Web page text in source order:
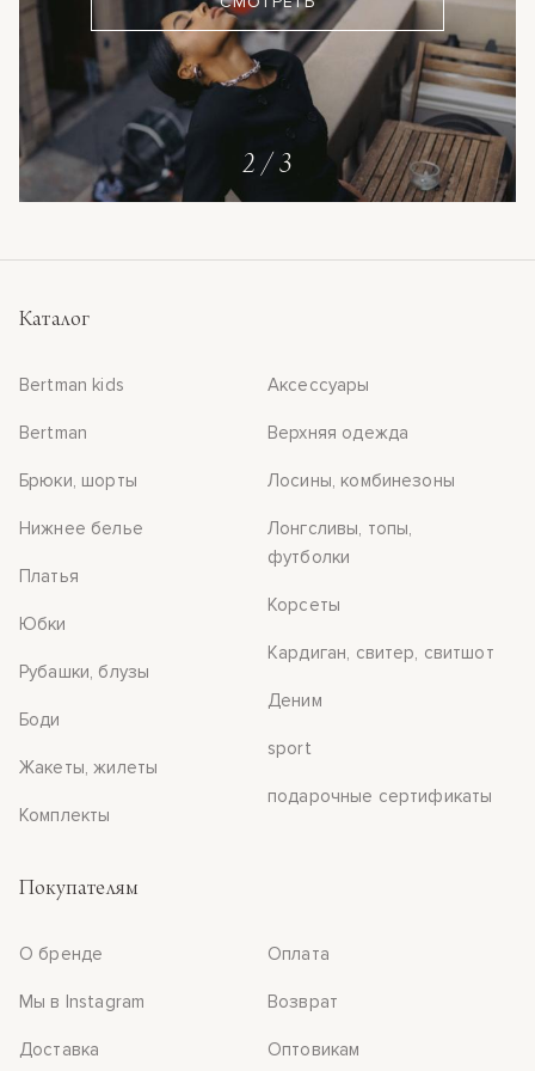
3 / 3
Каталог
Bertman kids
Bertman
Брюки, шорты
Нижнее белье
Платья
Юбки
Рубашки, блузы
Боди
Жакеты, жилеты
Комплекты
Аксессуары
Верхняя одежда
Лосины, комбинезоны
Лонгсливы, топы,
футболки
Корсеты
Кардиган, свитер, свитшот
Деним
sport
подарочные сертификаты
Покупателям
О бренде
Мы в Instagram
Доставка
Оплата
Возврат
Оптовикам